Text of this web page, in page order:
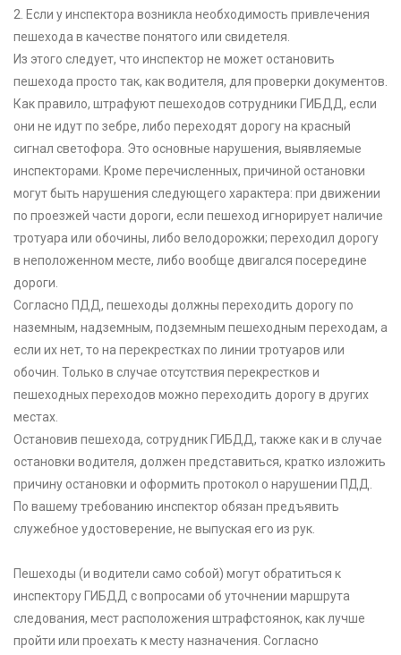
2. Если у инспектора возникла необходимость привлечения
пешехода в качестве понятого или свидетеля.
Из этого следует, что инспектор не может остановить
пешехода просто так, как водителя, для проверки документов.
Как правило, штрафуют пешеходов сотрудники ГИБДД, если
они не идут по зебре, либо переходят дорогу на красный
сигнал светофора. Это основные нарушения, выявляемые
инспекторами. Кроме перечисленных, причиной остановки
могут быть нарушения следующего характера: при движении
по проезжей части дороги, если пешеход игнорирует наличие
тротуара или обочины, либо велодорожки; переходил дорогу
в неположенном месте, либо вообще двигался посередине
дороги.
Согласно ПДД, пешеходы должны переходить дорогу по
наземным, надземным, подземным пешеходным переходам, а
если их нет, то на перекрестках по линии тротуаров или
обочин. Только в случае отсутствия перекрестков и
пешеходных переходов можно переходить дорогу в других
местах.
Остановив пешехода, сотрудник ГИБДД, также как и в случае
остановки водителя, должен представиться, кратко изложить
причину остановки и оформить протокол о нарушении ПДД.
По вашему требованию инспектор обязан предъявить
служебное удостоверение, не выпуская его из рук.
Пешеходы (и водители само собой) могут обратиться к
инспектору ГИБДД с вопросами об уточнении маршрута
следования, мест расположения штрафстоянок, как лучше
пройти или проехать к месту назначения. Согласно